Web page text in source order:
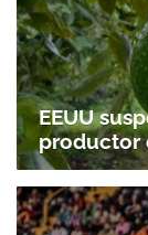
EEUU
productor